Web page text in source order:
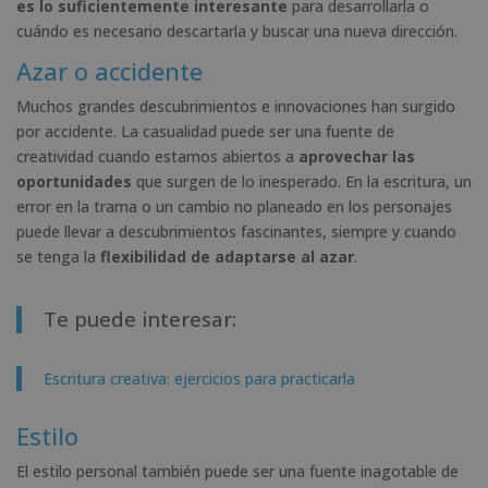
es lo suficientemente interesante para desarrollarla o
cuándo es necesario descartarla y buscar una nueva dirección.
Azar o accidente
Muchos grandes descubrimientos e innovaciones han surgido
por accidente. La casualidad puede ser una fuente de
creatividad cuando estamos abiertos a aprovechar las
oportunidades que surgen de lo inesperado. En la escritura, un
error en la trama o un cambio no planeado en los personajes
puede llevar a descubrimientos fascinantes, siempre y cuando
se tenga la flexibilidad de adaptarse al azar.
Te puede interesar:
Escritura creativa: ejercicios para practicarla
Estilo
El estilo personal también puede ser una fuente inagotable de